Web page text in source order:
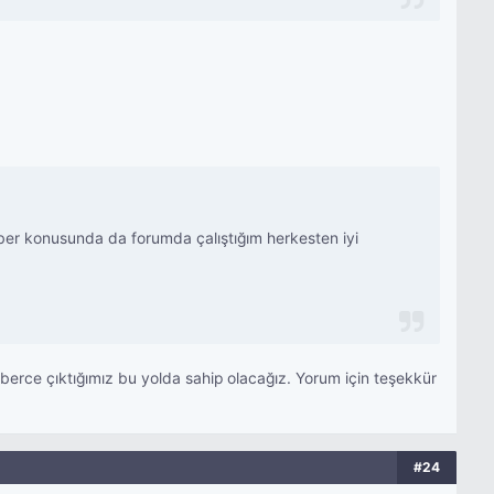
konusunda da forumda çalıştığım herkesten iyi
çıktığımız bu yolda sahip olacağız. Yorum için teşekkür
#24